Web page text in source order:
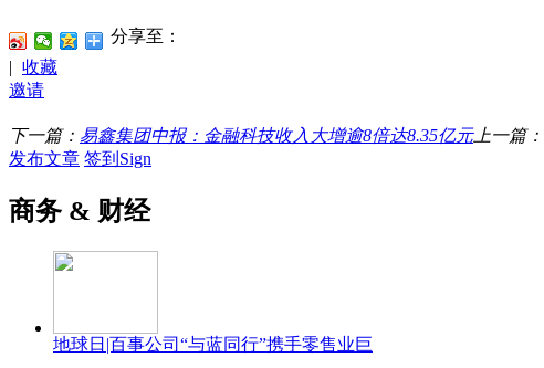
分享至：
| 收藏
邀请
下一篇： 易鑫集团中报：金融科技收入大增逾8倍达8.35亿元上一篇：
发布文章 签到Sign
商务 & 财经
地球日|百事公司“与蓝同行”携手零售业巨